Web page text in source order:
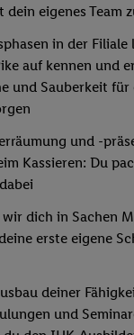
eigenes Team
in der
auf kennen und
und Sauberkeit für
und -
Kassieren: Du
wir dich in Sachen
erste eigene
deiner
und